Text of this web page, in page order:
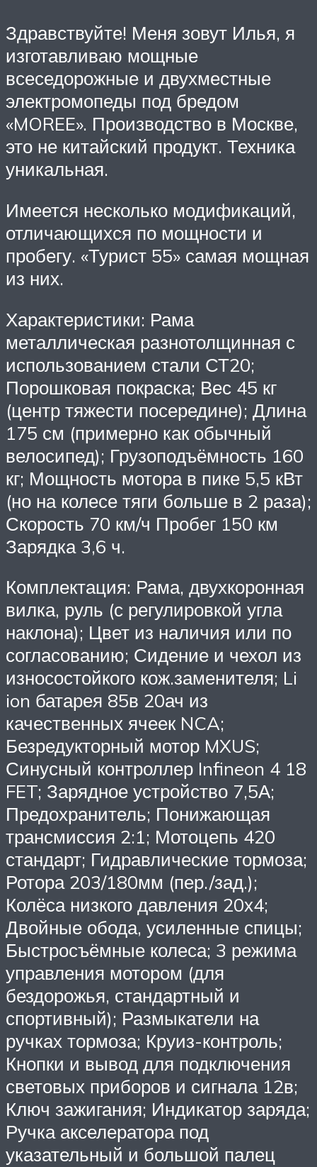
Здравствуйте! Меня зовут Илья, я
изготавливаю мощные
всеседорожные и двухместные
электромопеды под бредом
«MOREE». Производство в Москве,
это не китайский продукт. Техника
уникальная.
Имеется несколько модификаций,
отличающихся по мощности и
пробегу. «Турист 55» самая мощная
из них.
Характеристики: Рама
металлическая разнотолщинная с
использованием стали СТ20;
Порошковая покраска; Вес 45 кг
(центр тяжести посередине); Длина
175 см (примерно как обычный
велосипед); Грузоподъёмность 160
кг; Мощность мотора в пике 5,5 кВт
(но на колесе тяги больше в 2 раза);
Скорость 70 км/ч Пробег 150 км
Зарядка 3,6 ч.
Комплектация: Рама, двухкоронная
вилка, руль (с регулировкой угла
наклона); Цвет из наличия или по
согласованию; Сидение и чехол из
износостойкого кож.заменителя; Li
ion батарея 85в 20ач из
качественных ячеек NCA;
Безредукторный мотор MXUS;
Синусный контроллер Infineon 4 18
FET; Зарядное устройство 7,5А;
Предохранитель; Понижающая
трансмиссия 2:1; Мотоцепь 420
стандарт; Гидравлические тормоза;
Ротора 203/180мм (пер./зад.);
Колёса низкого давления 20х4;
Двойные обода, усиленные спицы;
Быстросъёмные колеса; 3 режима
управления мотором (для
бездорожья, стандартный и
спортивный); Размыкатели на
ручках тормоза; Круиз-контроль;
Кнопки и вывод для подключения
световых приборов и сигнала 12в;
Ключ зажигания; Индикатор заряда;
Ручка акселератора под
указательный и большой палец